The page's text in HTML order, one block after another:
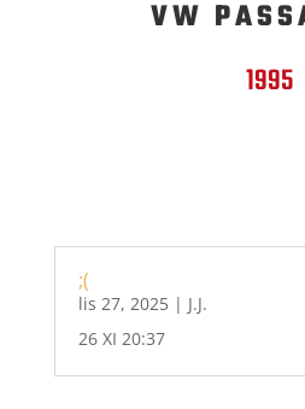
VW
1995
;(
lis 27, 2025| J.J.
26 XI 20:37